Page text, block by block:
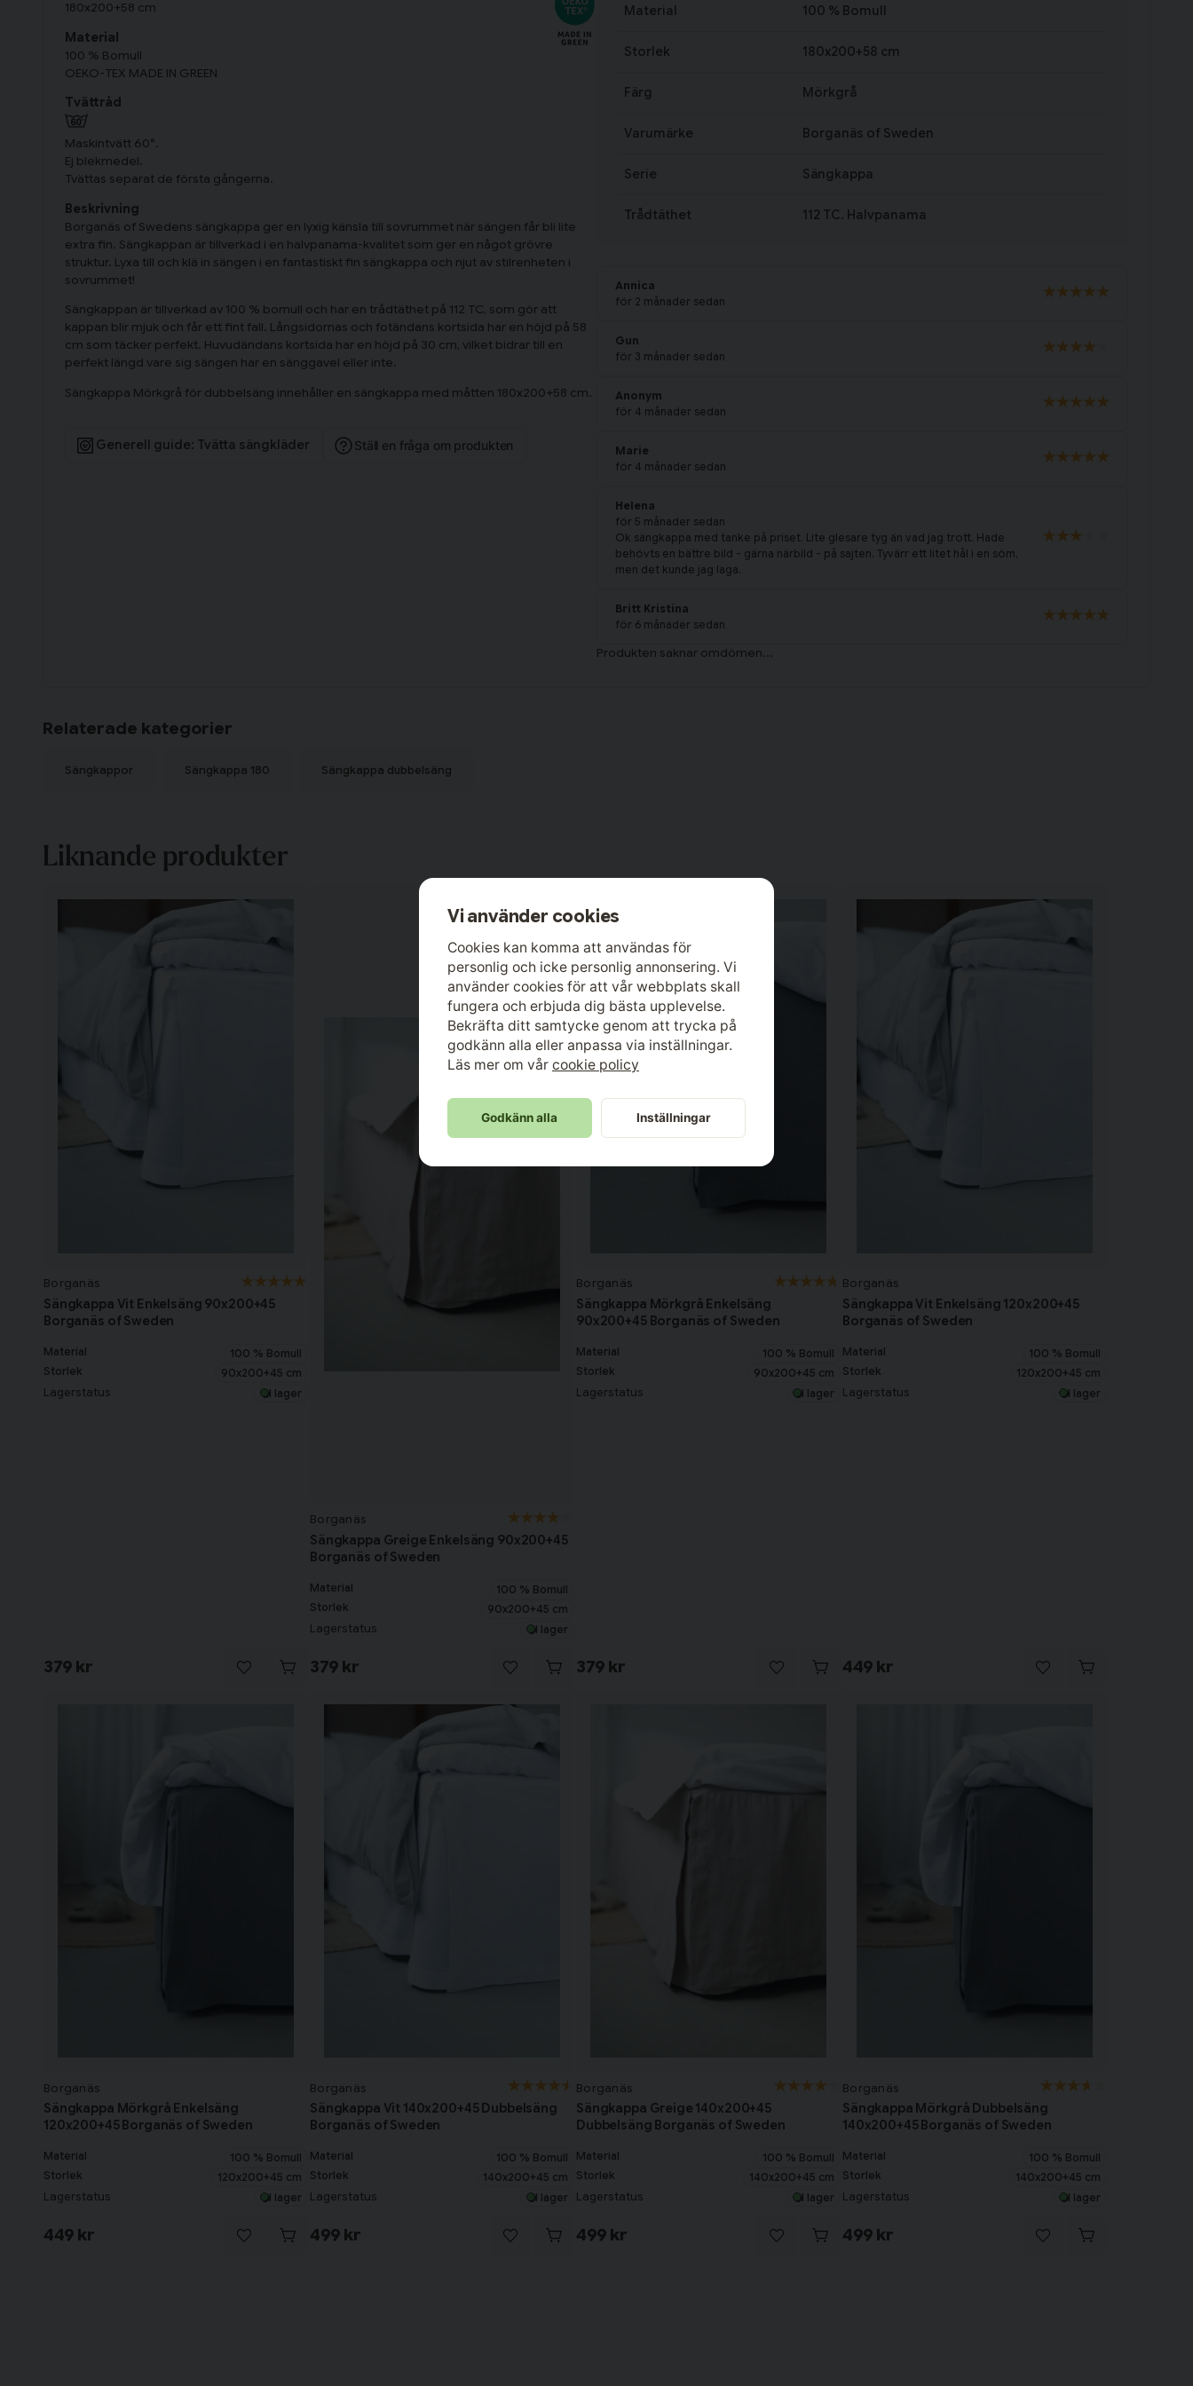
180x200+58 cm
Material
100 % Bomull
OEKO-TEX MADE IN GREEN
Tvättråd
Maskintvätt 60°.
Ej blekmedel.
Tvättas separat de första gångerna.
Beskrivning
Borganäs of Swedens sängkappa ger en lyxig känsla till sovrummet när sängen får bli lite
extra fin. Sängkappan är tillverkad i en halvpanama-kvalitet som ger en något grövre
struktur. Lyxa till och klä in sängen i en fantastiskt fin sängkappa och njut av stilrenheten i
sovrummet!
Sängkappan är tillverkad av 100 % bomull och har en trådtäthet på 112 TC, som gör att
kappan blir mjuk och får ett fint fall. Långsidornas och fotändans kortsida har en höjd på 58
cm som täcker perfekt. Huvudändans kortsida har en höjd på 30 cm, vilket bidrar till en
perfekt längd vare sig sängen har en sänggavel eller inte.
Sängkappa Mörkgrå för dubbelsäng innehåller en sängkappa med måtten 180x200+58 cm.
Generell guide: Tvätta sängkläder Ställ en fråga om produkten
Material 100 % Bomull
Storlek 180x200+58 cm
Färg Mörkgrå
Varumärke Borganäs of Sweden
Serie Sängkappa
Trådtäthet 112 TC. Halvpanama
Annica
för 2 månader sedan
Gun
för 3 månader sedan
Anonym
för 4 månader sedan
Marie
för 4 månader sedan
Helena
för 5 månader sedan
Ok sängkappa med tanke på priset. Lite glesare tyg än vad jag trott. Hade
behövts en bättre bild - gärna närbild - på sajten. Tyvärr ett litet hål i en söm,
men det kunde jag laga.
Britt Kristina
för 6 månader sedan
Relaterade kategorier
Sängkappor Sängkappa 180 Sängkappa dubbelsäng
Liknande produkter
Borganäs
Sängkappa Vit Enkelsäng 90x200+45
Borganäs of Sweden
Material
100 % Bomull
Storlek
90x200+45 cm
Lagerstatus I lager
379 kr
Borganäs
Sängkappa Greige Enkelsäng 90x200+45
Borganäs of Sweden
Material
100 % Bomull
Storlek
90x200+45 cm
Lagerstatus I lager
379 kr
Borganäs
Sängkappa Mörkgrå Enkelsäng
90x200+45 Borganäs of Sweden
Material
100 % Bomull
Storlek
90x200+45 cm
Lagerstatus I lager
379 kr
Borganäs
Sängkappa Vit Enkelsäng 120x200+45
Borganäs of Sweden
Material
100 % Bomull
Storlek
120x200+45 cm
Lagerstatus I lager
449 kr
Borganäs
Sängkappa Mörkgrå Enkelsäng
120x200+45 Borganäs of Sweden
Material
100 % Bomull
Storlek
120x200+45 cm
Lagerstatus I lager
449 kr
Borganäs
Sängkappa Vit 140x200+45 Dubbelsäng
Borganäs of Sweden
Material
100 % Bomull
Storlek
140x200+45 cm
Lagerstatus I lager
499 kr
Borganäs
Sängkappa Greige 140x200+45
Dubbelsäng Borganäs of Sweden
Material
100 % Bomull
Storlek
140x200+45 cm
Lagerstatus I lager
499 kr
Borganäs
Sängkappa Mörkgrå Dubbelsäng
140x200+45 Borganäs of Sweden
Material
100 % Bomull
Storlek
140x200+45 cm
Lagerstatus I lager
499 kr
Vi använder cookies
Cookies kan komma att användas för
personlig och icke personlig annonsering. Vi
använder cookies för att vår webbplats skall
fungera och erbjuda dig bästa upplevelse.
Bekräfta ditt samtycke genom att trycka på
godkänn alla eller anpassa via inställningar.
Läs mer om vår cookie policy
Godkänn alla Inställningar